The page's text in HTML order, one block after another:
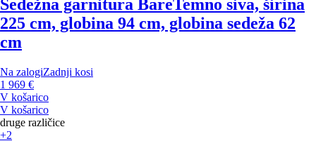
Sedežna garnitura BareTemno siva, širina
225 cm, globina 94 cm, globina sedeža 62
cm
Na zalogiZadnji kosi
1 969 €
V košarico
V košarico
druge različice
+2